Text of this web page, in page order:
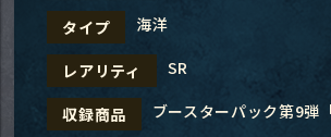
タイプ 海洋
レアリティ SR
収録商品 ブースターパック第9弾